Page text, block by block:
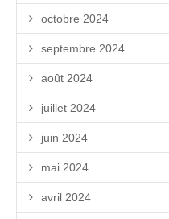
octobre 2024
septembre 2024
août 2024
juillet 2024
juin 2024
mai 2024
avril 2024